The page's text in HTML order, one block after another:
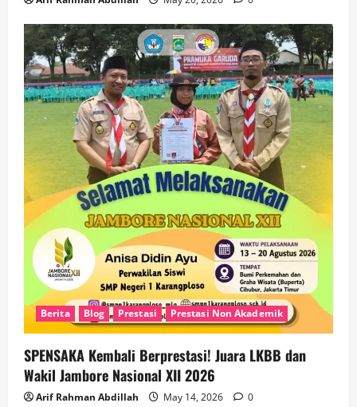
Berita Blog Prestasi Prestasi Non Akademik
SPENSAKA Kembali Berprestasi! Juara LKBB dan
Wakil Jambore Nasional XII 2026
Arif Rahman Abdillah May 14, 2026 0